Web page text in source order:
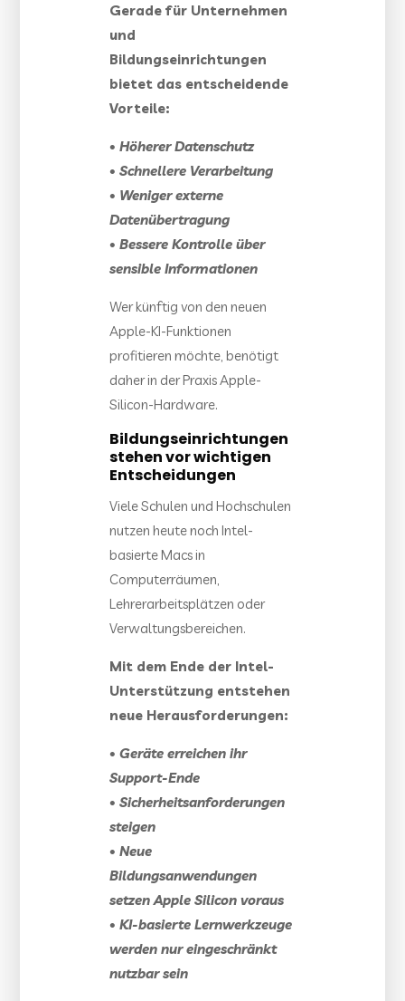
Gerade für Unternehmen
und
Bildungseinrichtungen
bietet das entscheidende
Vorteile:
• Höherer Datenschutz
• Schnellere Verarbeitung
• Weniger externe
Datenübertragung
• Bessere Kontrolle über
sensible Informationen
Wer künftig von den neuen
Apple-KI-Funktionen
profitieren möchte, benötigt
daher in der Praxis Apple-
Silicon-Hardware.
Bildungseinrichtungen
stehen vor wichtigen
Entscheidungen
Viele Schulen und Hochschulen
nutzen heute noch Intel-
basierte Macs in
Computerräumen,
Lehrerarbeitsplätzen oder
Verwaltungsbereichen.
Mit dem Ende der Intel-
Unterstützung entstehen
neue Herausforderungen:
• Geräte erreichen ihr
Support-Ende
• Sicherheitsanforderungen
steigen
• Neue
Bildungsanwendungen
setzen Apple Silicon voraus
• KI-basierte Lernwerkzeuge
werden nur eingeschränkt
nutzbar sein